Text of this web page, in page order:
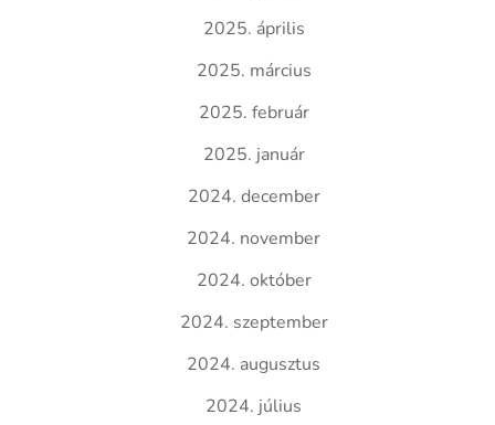
2025. április
2025. március
2025. február
2025. január
2024. december
2024. november
2024. október
2024. szeptember
2024. augusztus
2024. július